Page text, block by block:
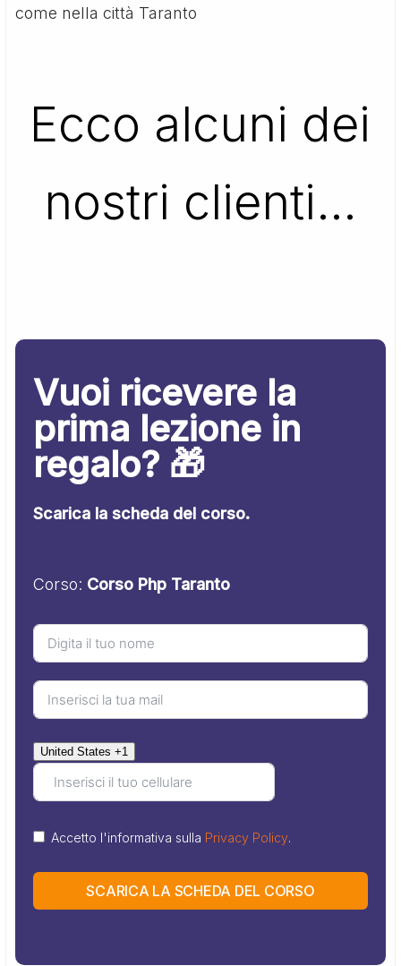
come nella città Taranto
Ecco alcuni dei
nostri clienti…
Vuoi ricevere la
prima lezione in
regalo? 🎁
Scarica la scheda del corso.
Corso: Corso Php Taranto
United States +1
Accetto l'informativa sulla Privacy Policy.
SCARICA LA SCHEDA DEL CORSO